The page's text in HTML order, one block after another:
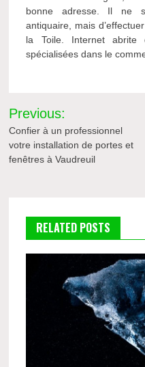
bonne adresse. Il ne
antiquaire, mais
la Toile. Internet abrite
spécialisées dans le
Navigation
de
l’article
Previous:
Confier à un professionnel
votre installation de portes et
fenêtres à Vaudreuil
RELATED POSTS